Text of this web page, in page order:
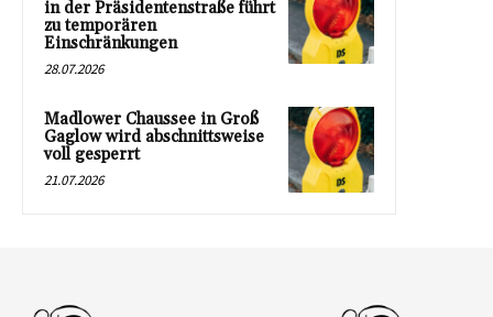
in der Präsidentenstraße führt
zu temporären
Einschränkungen
28.07.2026
Madlower Chaussee in Groß
Gaglow wird abschnittsweise
voll gesperrt
21.07.2026